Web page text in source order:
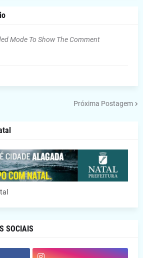
Mode To Show The Comment
Próxima Postagem
SOCIAIS